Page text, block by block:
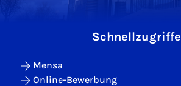
Schnellzugriffe
Mensa
Online-Bewerbung